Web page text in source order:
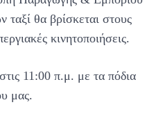
θα βρίσκεται στους
κινητοποιήσεις.
11:00 π.μ. με τα πόδια
μας.